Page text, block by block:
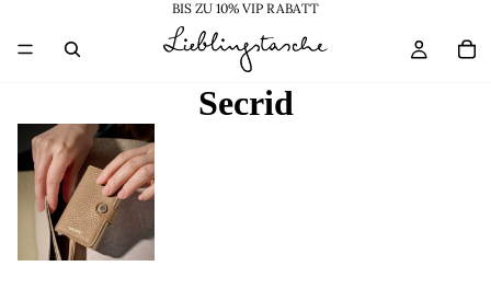
BIS ZU 10% VIP RABATT
Secrid